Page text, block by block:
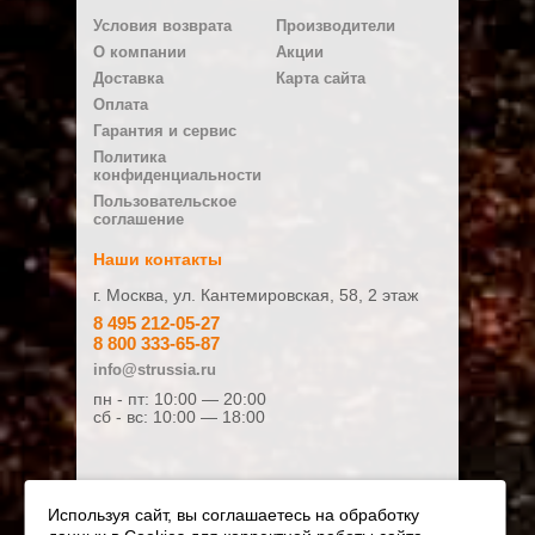
Написать отзыв
Ваше имя:
E-mail
Плюсы
Минусы
Условия возврата
О компании
Доставка
Оплата
Гарантия и сервис
Политика
конфиденциальности
Пользовательское
соглашение
Производители
Акции
Карта сайта
Наши контакты
г. Москва, ул. Кантемировская, 58, 2 этаж
8 495 212-05-27
8 800 333-65-87
info@strussia.ru
пн - пт: 10:00 — 20:00
сб - вс: 10:00 — 18:00
Используя сайт, вы соглашаетесь на обработку